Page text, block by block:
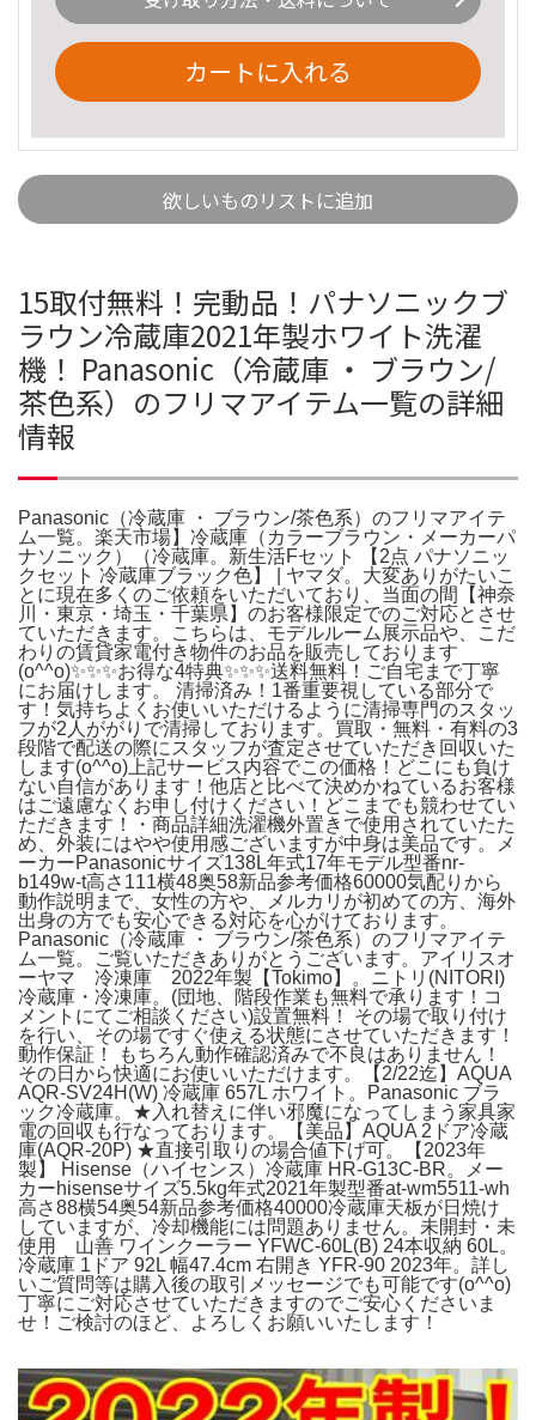
カートに入れる
欲しいものリストに追加
15取付無料！完動品！パナソニックブ
ラウン冷蔵庫2021年製ホワイト洗濯
機！ Panasonic（冷蔵庫 ・ ブラウン/
茶色系）のフリマアイテム一覧の詳細
情報
Panasonic（冷蔵庫 ・ ブラウン/茶色系）のフリマアイテ
ム一覧。楽天市場】冷蔵庫（カラーブラウン・メーカーパ
ナソニック）（冷蔵庫。新生活Fセット 【2点 パナソニッ
クセット 冷蔵庫ブラック色】 | ヤマダ。大変ありがたいこ
とに現在多くのご依頼をいただいており、当面の間【神奈
川・東京・埼玉・千葉県】のお客様限定でのご対応とさせ
ていただきます。こちらは、モデルルーム展示品や、こだ
わりの賃貸家電付き物件のお品を販売しております
(o^^o)✨✨✨お得な4特典✨✨✨送料無料！ご自宅まで丁寧
にお届けします。 清掃済み！1番重要視している部分で
す！気持ちよくお使いいただけるように清掃専門のスタッ
フが2人ががりで清掃しております。買取・無料・有料の3
段階で配送の際にスタッフが査定させていただき回収いた
します(o^^o)上記サービス内容でこの価格！どこにも負け
ない自信があります！他店と比べて決めかねているお客様
はご遠慮なくお申し付けください！どこまでも競わせてい
ただきます！・商品詳細洗濯機外置きで使用されていたた
め、外装にはやや使用感ございますが中身は美品です。メ
ーカーPanasonicサイズ138L年式17年モデル型番nr-
b149w-t高さ111横48奥58新品参考価格60000気配りから
動作説明まで、女性の方や、メルカリが初めての方、海外
出身の方でも安心できる対応を心がけております。
Panasonic（冷蔵庫 ・ ブラウン/茶色系）のフリマアイテ
ム一覧。ご覧いただきありがとうございます。アイリスオ
ーヤマ 冷凍庫 2022年製【Tokimo】。ニトリ(NITORI)
冷蔵庫・冷凍庫。(団地、階段作業も無料で承ります！コ
メントにてご相談ください)設置無料！ その場で取り付け
を行い、その場ですぐ使える状態にさせていただきます！
動作保証！ もちろん動作確認済みで不良はありません！
その日から快適にお使いいただけます。【2/22迄】AQUA
AQR-SV24H(W) 冷蔵庫 657L ホワイト。Panasonic ブラ
ック冷蔵庫。★入れ替えに伴い邪魔になってしまう家具家
電の回収も行なっております。【美品】AQUA 2ドア冷蔵
庫(AQR-20P) ★直接引取りの場合値下げ可。【2023年
製】 Hisense（ハイセンス）冷蔵庫 HR-G13C-BR。メー
カーhisenseサイズ5.5kg年式2021年製型番at-wm5511-wh
高さ88横54奥54新品参考価格40000冷蔵庫天板が日焼け
していますが、冷却機能には問題ありません。未開封・未
使用 山善 ワインクーラー YFWC-60L(B) 24本収納 60L。
冷蔵庫 1ドア 92L 幅47.4cm 右開き YFR-90 2023年。詳し
いご質問等は購入後の取引メッセージでも可能です(o^^o)
丁寧にご対応させていただきますのでご安心くださいま
せ！ご検討のほど、よろしくお願いいたします！